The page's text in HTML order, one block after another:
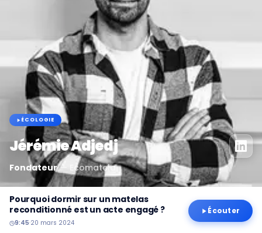
ÉCOLOGIE
Jérémie Adjedj
Fondateur— Ecomatela
Pourquoi dormir sur un matelas
reconditionné est un acte engagé ?
9:45·20 mars 2024
Écouter